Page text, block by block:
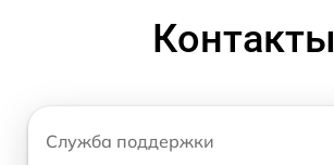
Контакты
Служба поддержки